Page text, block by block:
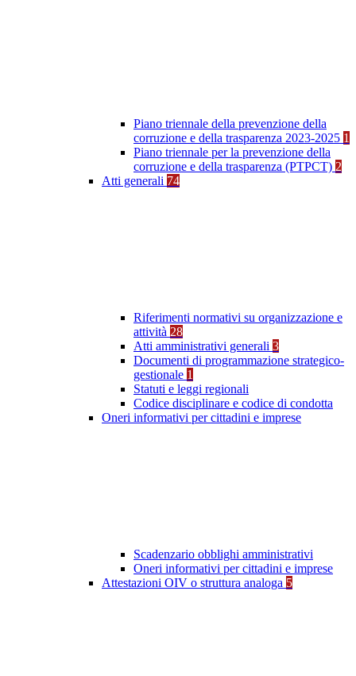
Piano triennale della prevenzione della
corruzione e della trasparenza 2023-2025 1
Piano triennale per la prevenzione della
corruzione e della trasparenza (PTPCT) 2
Atti generali 74
Riferimenti normativi su organizzazione e
attività 28
Atti amministrativi generali 3
Documenti di programmazione strategico-
gestionale 1
Statuti e leggi regionali
Codice disciplinare e codice di condotta
Oneri informativi per cittadini e imprese
Scadenzario obblighi amministrativi
Oneri informativi per cittadini e imprese
Attestazioni OIV o struttura analoga 5